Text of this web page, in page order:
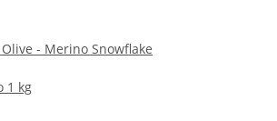
- Merino Snowflake
1 kg